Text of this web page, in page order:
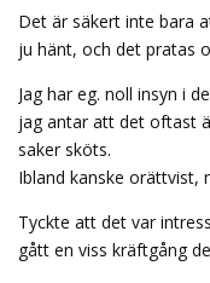
Det är säkert inte bara
ju hänt, och det pratas
Jag har eg. noll insyn i
jag antar att det oftast
saker sköts.
Ibland kanske orättvist,
Tyckte att det var
gått en viss kräftgång